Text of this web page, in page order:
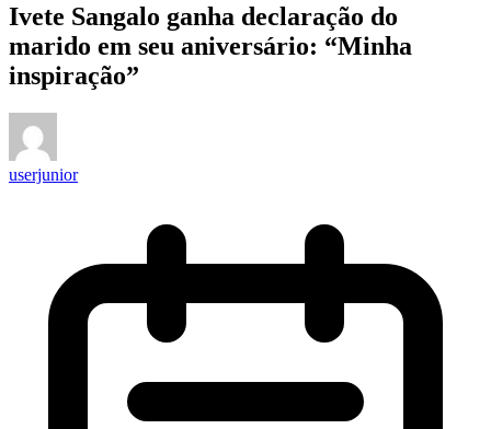
Ivete Sangalo ganha declaração do
marido em seu aniversário: “Minha
inspiração”
userjunior